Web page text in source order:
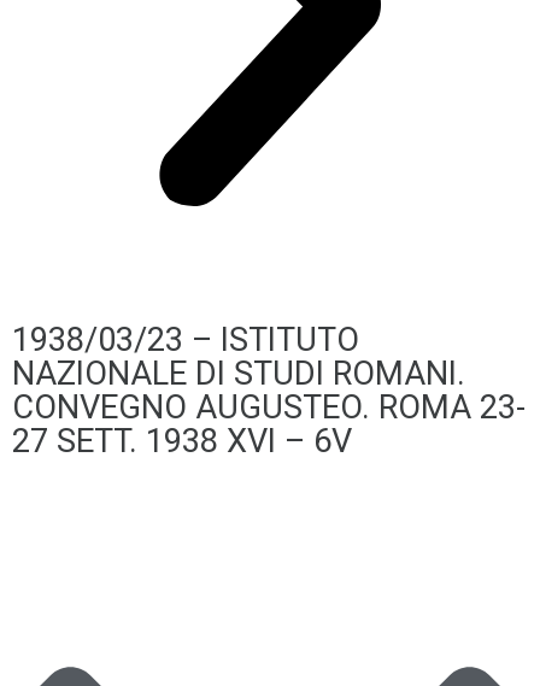
1938/03/23 – ISTITUTO
NAZIONALE DI STUDI ROMANI.
CONVEGNO AUGUSTEO. ROMA 23-
27 SETT. 1938 XVI – 6V